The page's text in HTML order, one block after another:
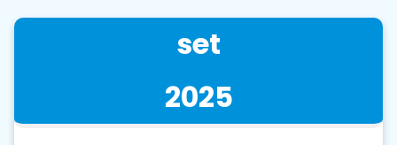
set
2025